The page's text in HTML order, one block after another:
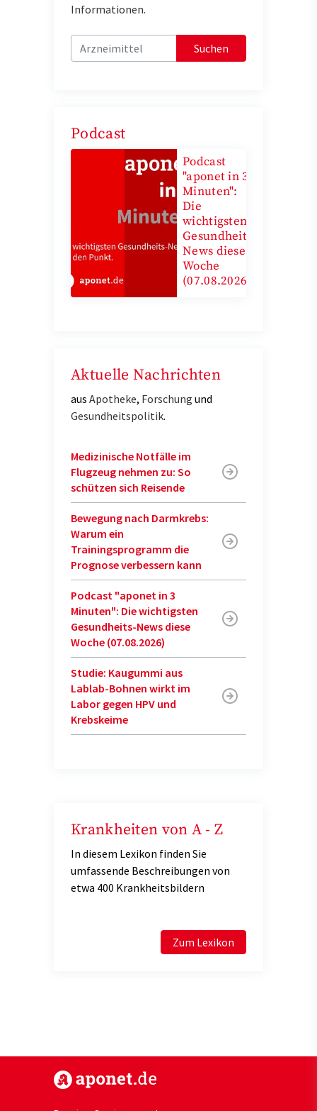
Informationen.
Suchen
Podcast
Podcast
"aponet in 3
Minuten":
Die
wichtigsten
Gesundheits-
News diese
Woche
(07.08.2026)
Aktuelle Nachrichten
aus Apotheke, Forschung und
Gesundheitspolitik.
Medizinische Notfälle im
Flugzeug nehmen zu: So
schützen sich Reisende
Bewegung nach Darmkrebs:
Warum ein
Trainingsprogramm die
Prognose verbessern kann
Podcast "aponet in 3
Minuten": Die wichtigsten
Gesundheits-News diese
Woche (07.08.2026)
Studie: Kaugummi aus
Lablab-Bohnen wirkt im
Labor gegen HPV und
Krebskeime
Krankheiten von A - Z
In diesem Lexikon finden Sie
umfassende Beschreibungen von
etwa 400 Krankheitsbildern
Zum Lexikon